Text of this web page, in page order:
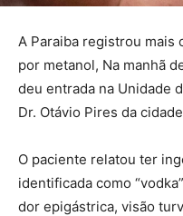
A Paraiba registrou mais
por metanol, Na manhã
deu entrada na Unidade
Dr. Otávio Pires da
O paciente relatou ter
identificada como
dor epigástrica, visão